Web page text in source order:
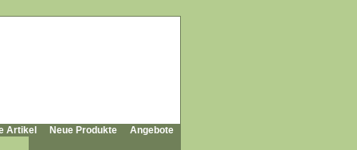
Artikel Neue Produkte Angebote